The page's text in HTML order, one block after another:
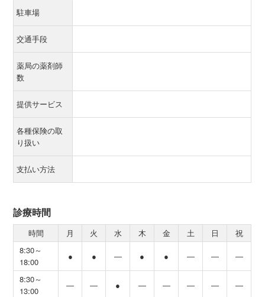
駐車場
交通手段
薬局の薬剤師
数
提供サービス
各種保険の取
り扱い
支払い方法
診療時間
時間 月 火 水 木 金 土 日
祝
8:30～
18:00
● ● ― ● ● ― ― ―
8:30～
13:00
― ― ● ― ― ― ― ―